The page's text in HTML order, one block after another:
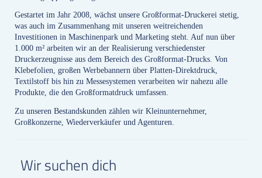
Gestartet im Jahr 2008, wächst unsere Großformat-Druckerei stetig,
was auch im Zusammenhang mit unseren weitreichenden
Investitionen in Maschinenpark und Marketing steht. Auf nun über
1.000 m² arbeiten wir an der Realisierung verschiedenster
Druckerzeugnisse aus dem Bereich des Großformat-Drucks. Von
Klebefolien, großen Werbebannern über Platten-Direktdruck,
Textilstoff bis hin zu Messesystemen verarbeiten wir nahezu alle
Produkte, die den Großformatdruck umfassen.
Zu unseren Bestandskunden zählen wir Kleinunternehmer,
Großkonzerne, Wiederverkäufer und Agenturen.
Wir suchen dich